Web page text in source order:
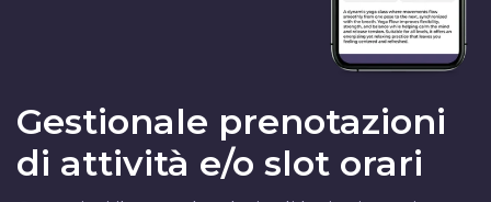
Gestionale prenotazioni
di attività e/o slot orari